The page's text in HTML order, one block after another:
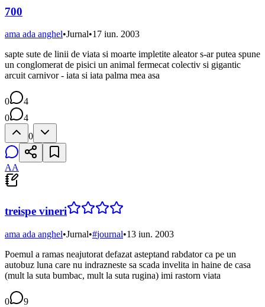
700
ama ada anghel•Jurnal•17 iun. 2003
sapte sute de linii de viata si moarte impletite aleator s-ar putea spune
un conglomerat de pisici un animal fermecat colectiv si gigantic
arcuit carnivor - iata si iata palma mea asa
0
4
0
4
0
AA
treispe vineri
ama ada anghel•Jurnal•#journal•13 iun. 2003
Poemul a ramas neajutorat defazat asteptand rabdator ca pe un
autobuz luna care nu indrazneste sa scada invelita in haine de casa
(mult la suta bumbac, mult la suta rugina) imi rastorn viata
0
9